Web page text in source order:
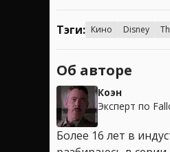
Тэги: Кино Disney
Об авторе
Коэн
Эксперт по
Более 16 лет в